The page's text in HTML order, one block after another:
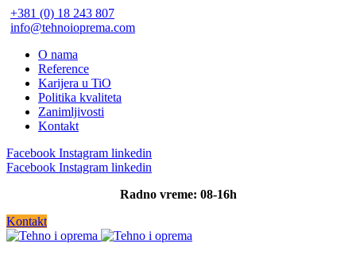
+381 (0) 18 243 807
info@tehnoioprema.com
O nama
Reference
Karijera u TiO
Politika kvaliteta
Zanimljivosti
Kontakt
Facebook Instagram linkedin
Facebook Instagram linkedin
Radno vreme: 08-16h
Kontakt